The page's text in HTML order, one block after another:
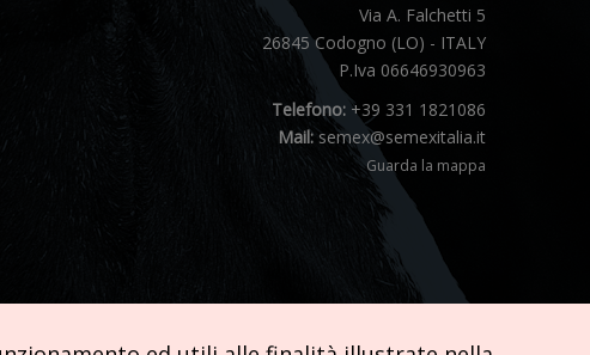
Via A. Falchetti 5
26845 Codogno (LO) - ITALY
P.Iva 06646930963
Telefono:+39 331 1821086
Mail: semex@semexitalia.it
Guarda la mappa